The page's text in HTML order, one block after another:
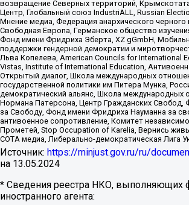
возвращение Северных территорий,
Центр, Глобальный союз IndustriALL, Russian
Мнение медиа, Федерация анархического черного
Свободная Европа, Германское общество
Фонд имени Фридриха Эберта, XZ gGmbH,
поддержки гендерной демократии и
Льва Копелева, American Councils for International
Vistas, Institute of International Education,
Открытый диалог, Школа международных
государственной политики им Питера Мунка,
демократический альянс, Школа международных
Нормана Патерсона, Центр Гражданских Свобод,
за Свободу, Фонд имени Фридриха Науманна за
антивоенное сопротивление, Комитет
Прометей, Stop Occupation of Karelia, Вернись
СОТА медиа, Либерально-демократическая Лига
Источник: https://minjust.gov.ru/ru/
на 13.05.2024
* Сведения реестра НКО, выполняющих
иностранного агента: